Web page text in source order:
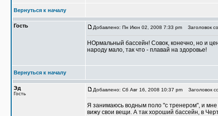
Вернуться к началу
Гость Добавлено: Пн Июн 02, 2008 7:33 pm Заголовок
НОрмальный бассейн! Совок, конечно, но и
народу мало, так что - плавай на здоровье!
Вернуться к началу
Эд
Гость
Добавлено: Сб Авг 16, 2008 10:37 pm Заголовок
Я занимаюсь водным поло "с тренером", и
вижу свои вещи. А так хороший бассейн, в